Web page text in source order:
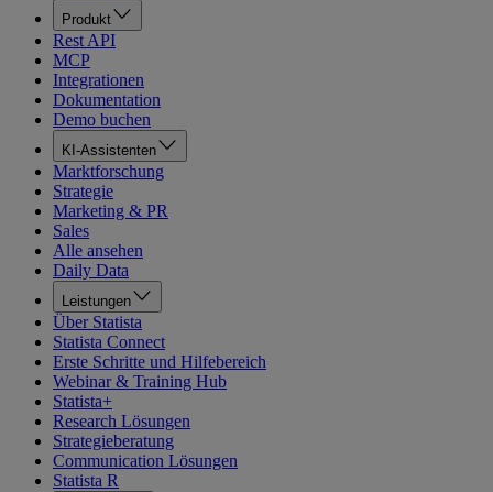
Produkt
Rest API
MCP
Integrationen
Dokumentation
Demo buchen
KI-Assistenten
Marktforschung
Strategie
Marketing & PR
Sales
Alle ansehen
Daily Data
Leistungen
Über Statista
Statista Connect
Erste Schritte und Hilfebereich
Webinar & Training Hub
Statista+
Research Lösungen
Strategieberatung
Communication Lösungen
Statista R